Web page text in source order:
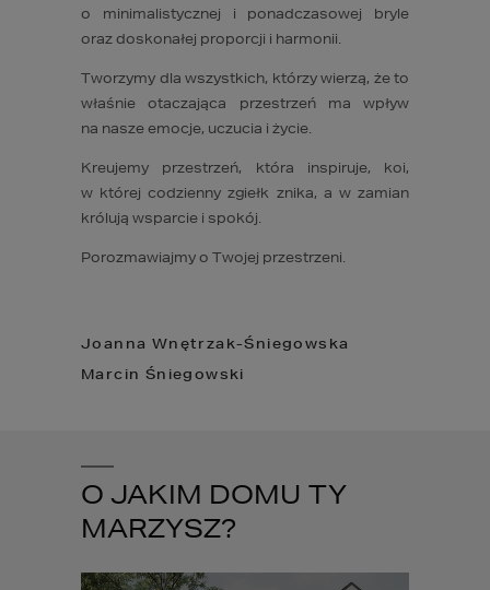
o minimalistycznej i ponadczasowej bryle
oraz doskonałej proporcji i harmonii.
Tworzymy dla wszystkich, którzy wierzą, że to
właśnie otaczająca przestrzeń ma wpływ
na nasze emocje, uczucia i życie.
Kreujemy przestrzeń, która inspiruje, koi,
w której codzienny zgiełk znika, a w zamian
królują wsparcie i spokój.
Porozmawiajmy o Twojej przestrzeni.
Joanna Wnętrzak-Śniegowska
Marcin Śniegowski
O JAKIM DOMU TY
MARZYSZ?